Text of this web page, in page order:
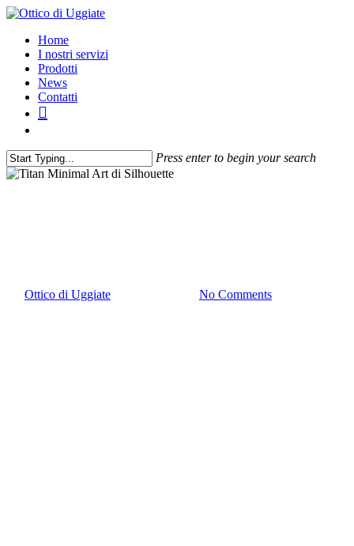
Home
I nostri servizi
Prodotti
News
Contatti
Press enter to begin your search
Ottico di Uggiate No Comments